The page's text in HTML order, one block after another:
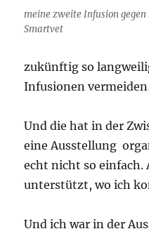
meine zweite Infusion
Smartvet
zukünftig so
Infusionen
Und die hat in der
eine Ausstellung
echt nicht so einfach.
unterstützt, wo ich
Und ich war in der